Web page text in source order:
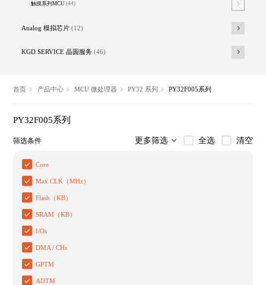
触摸系列MCU(44)
Analog 模拟芯片 (12)
KGD SERVICE 晶圆服务 (46)
首页 产品中心 MCU 微处理器 PY32 系列 PY32F005系列
PY32F005系列
筛选条件 更多筛选 全选 清空
Core
Max CLK（MHz）
Flash（KB）
SRAM（KB）
I/Os
DMA / CHs
GPTM
ADTM